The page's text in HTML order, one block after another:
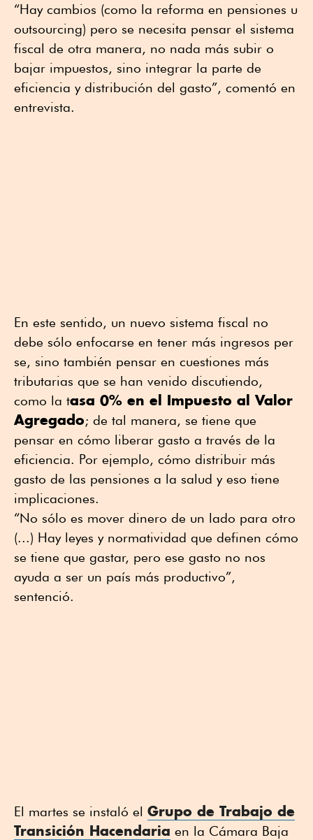
“Hay cambios (como la reforma en pensiones u
outsourcing) pero se necesita pensar el sistema
fiscal de otra manera, no nada más subir o
bajar impuestos, sino integrar la parte de
eficiencia y distribución del gasto”, comentó en
entrevista.
En este sentido, un nuevo sistema fiscal no
debe sólo enfocarse en tener más ingresos per
se, sino también pensar en cuestiones más
tributarias que se han venido discutiendo,
como la tasa 0% en el Impuesto al Valor
Agregado; de tal manera, se tiene que
pensar en cómo liberar gasto a través de la
eficiencia. Por ejemplo, cómo distribuir más
gasto de las pensiones a la salud y eso tiene
implicaciones.
“No sólo es mover dinero de un lado para otro
(...) Hay leyes y normatividad que definen cómo
se tiene que gastar, pero ese gasto no nos
ayuda a ser un país más productivo”,
sentenció.
El martes se instaló el Grupo de Trabajo de
Transición Hacendaria en la Cámara Baja